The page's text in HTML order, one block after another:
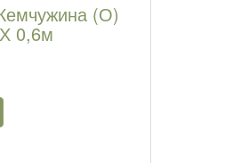
(О)
0,6м